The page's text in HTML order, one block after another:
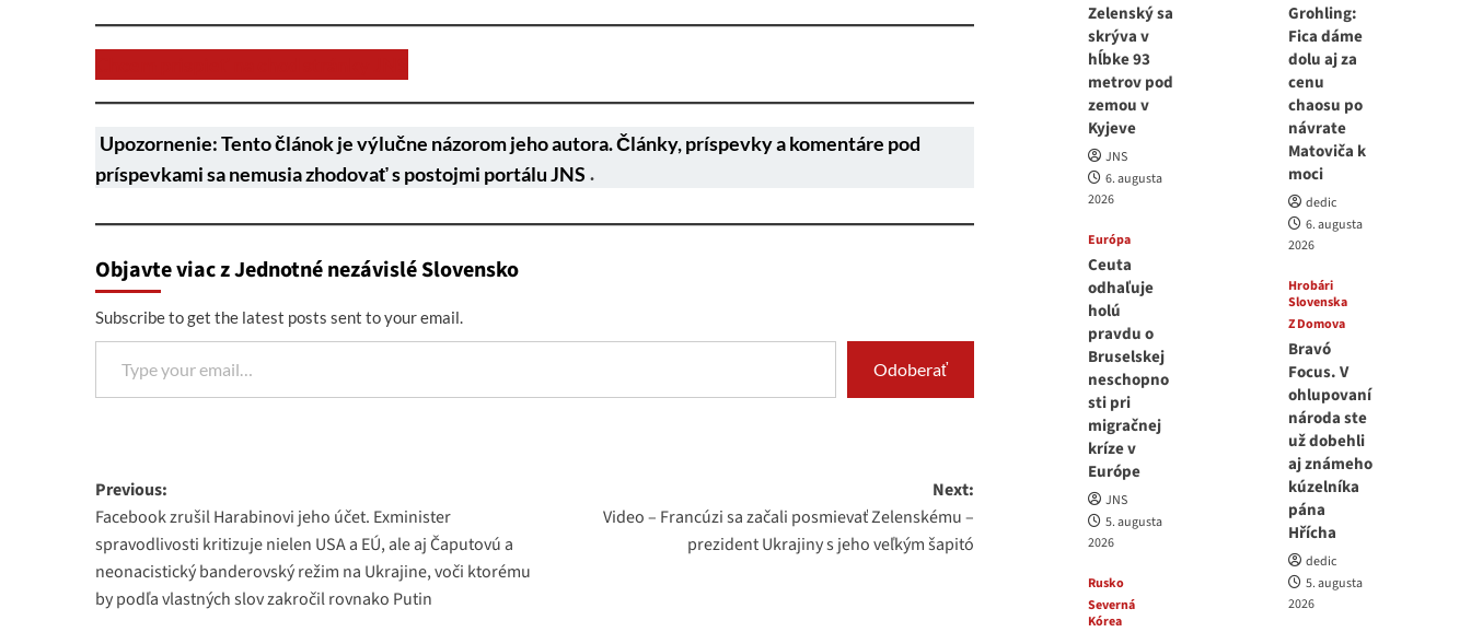
Upozornenie: Tento článok je výlučne názorom jeho autora. Články, príspevky a komentáre pod
príspevkami sa nemusia zhodovať s postojmi portálu JNS .
Objavte viac z Jednotné nezávislé Slovensko
Subscribe to get the latest posts sent to your email.
Type your email…
Odoberať
Post
navigation
Previous:
Facebook zrušil Harabinovi jeho účet. Exminister
spravodlivosti kritizuje nielen USA a EÚ, ale aj Čaputovú a
neonacistický banderovský režim na Ukrajine, voči ktorému
by podľa vlastných slov zakročil rovnako Putin
Next:
Video – Francúzi sa začali posmievať Zelenskému –
prezident Ukrajiny s jeho veľkým šapitó
Zelenský sa
skrýva v
hĺbke 93
metrov pod
zemou v
Kyjeve
JNS
6. augusta
2026
Európa
Ceuta
odhaľuje
holú
pravdu o
Bruselskej
neschopno
sti pri
migračnej
kríze v
Európe
JNS
5. augusta
2026
Rusko
Severná
Kórea
Grohling:
Fica dáme
dolu aj za
cenu
chaosu po
návrate
Matoviča k
moci
dedic
6. augusta
2026
Hrobári
Slovenska
Z Domova
Bravó
Focus. V
ohlupovaní
národa ste
už dobehli
aj známeho
kúzelníka
pána
Hřícha
dedic
5. augusta
2026